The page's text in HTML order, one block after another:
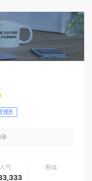
理员
人气 粉丝